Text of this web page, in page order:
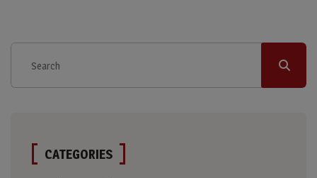
CATEGORIES